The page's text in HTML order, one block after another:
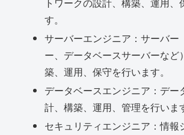
す。
サーバーエンジニア：サーバー
ー、データベースサーバーなど
築、運用、保守を行います。
データベースエンジニア：デー
計、構築、運用、管理を行いま
セキュリティエンジニア：情報